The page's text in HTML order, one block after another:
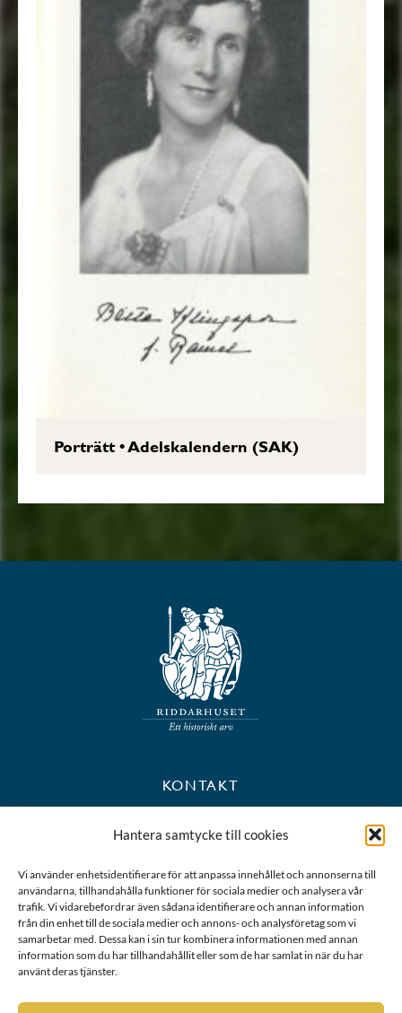
Hantera samtycke till cookies
Vi använder enhetsidentifierare för att anpassa innehållet och annonserna till
användarna, tillhandahålla funktioner för sociala medier och analysera vår
trafik. Vi vidarebefordrar även sådana identifierare och annan information
från din enhet till de sociala medier och annons- och analysföretag som vi
samarbetar med. Dessa kan i sin tur kombinera informationen med annan
information som du har tillhandahållit eller som de har samlat in när du har
använt deras tjänster.
Porträtt•Adelskalendern (SAK)
KONTAKT
BESÖKS- OCH POSTADRESS
Riddarhustorget 10
Karta